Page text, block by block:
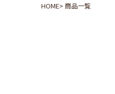
HOME 商品一覧